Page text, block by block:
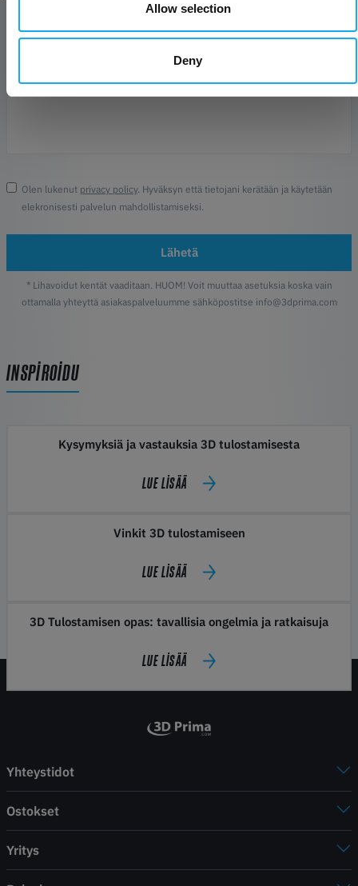
Allow selection
Deny
Olen lukenut privacy policy. Hyväksyn että tietojani kerätään ja käytetään
elekronisesti palvelun mahdollistamiseksi.
Lähetä
* Lihavoidut kentät vaaditaan. HUOM! Voit muuttaa asetuksia koska vain
ottamalla yhteyttä asiakaspalveluumme sähköpostitse info@3dprima.com
INSPIROIDU
Kysymyksiä ja vastauksia 3D tulostamisesta
LUE LISÄÄ
Vinkit 3D tulostamiseen
LUE LISÄÄ
3D Tulostamisen opas: tavallisia ongelmia ja ratkaisuja
LUE LISÄÄ
Yhteystidot
Ostokset
Yritys